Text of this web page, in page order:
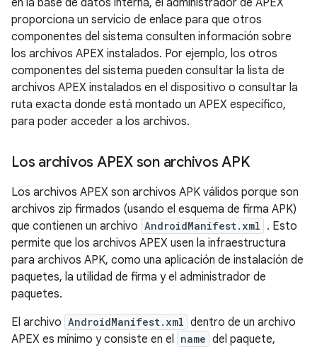
proporciona un servicio de enlace para que otros
componentes del sistema consulten información sobre
los archivos APEX instalados. Por ejemplo, los otros
componentes del sistema pueden consultar la lista de
archivos APEX instalados en el dispositivo o consultar la
ruta exacta donde está montado un APEX específico,
para poder acceder a los archivos.
Los archivos APEX son archivos APK
Los archivos APEX son archivos APK válidos porque son
archivos zip firmados (usando el esquema de firma APK)
que contienen un archivo AndroidManifest.xml . Esto
permite que los archivos APEX usen la infraestructura
para archivos APK, como una aplicación de instalación de
paquetes, la utilidad de firma y el administrador de
paquetes.
El archivo AndroidManifest.xml dentro de un archivo
APEX es mínimo y consiste en el
name del paquete,